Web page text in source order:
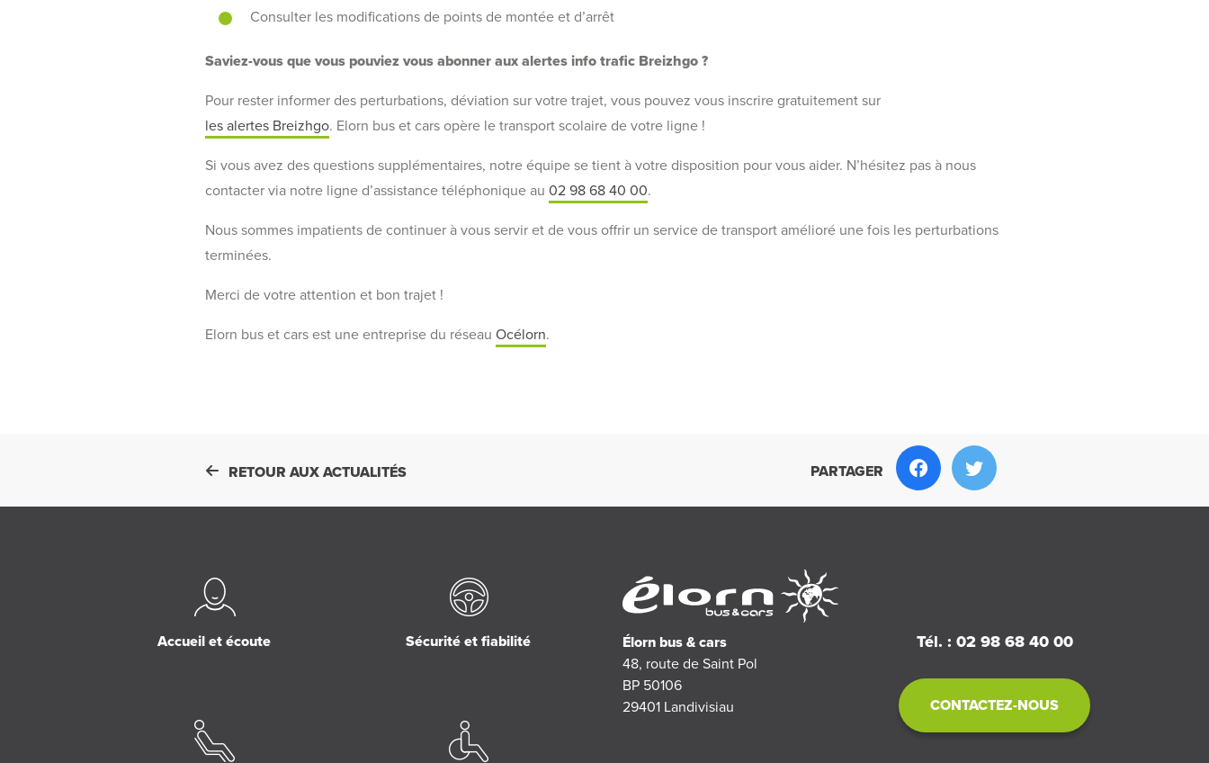
Consulter les modifications de points de montée et d’arrêt
Saviez-vous que vous pouviez vous abonner aux alertes info trafic Breizhgo ?
Pour rester informer des perturbations, déviation sur votre trajet, vous pouvez vous inscrire gratuitement sur
les alertes Breizhgo. Elorn bus et cars opère le transport scolaire de votre ligne !
Si vous avez des questions supplémentaires, notre équipe se tient à votre disposition pour vous aider. N’hésitez pas à nous
contacter via notre ligne d’assistance téléphonique au02 98 68 40 00.
Nous sommes impatients de continuer à vous servir et de vous offrir un service de transport amélioré une fois les perturbations
terminées.
Merci de votre attention et bon trajet !
Elorn bus et cars est une entreprise du réseauOcélorn.
RETOUR AUX ACTUALITÉS PARTAGER
Accueil et écoute Sécurité et fiabilité
Élorn bus & cars
48, route de Saint Pol
BP 50106
29401 Landivisiau
Tél. : 02 98 68 40 00
CONTACTEZ-NOUS